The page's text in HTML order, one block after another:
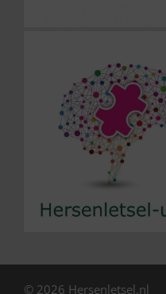
© 2026 Hersenletsel.nl